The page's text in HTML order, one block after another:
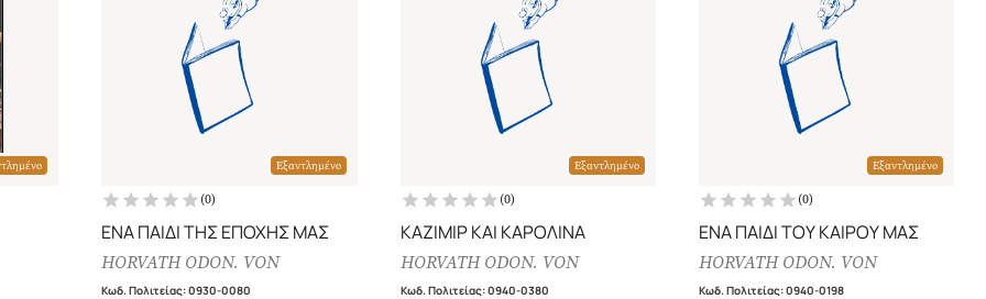
Εξαντλημένο
(0)
ΕΝΑ ΠΑΙΔΙ ΤΗΣ ΕΠΟΧΗΣ ΜΑΣ
HORVATH ODON. VON
Κωδ. Πολιτείας:0930-0080
Εξαντλημένο
(0)
ΚΑΖΙΜΙΡ ΚΑΙ ΚΑΡΟΛΙΝΑ
HORVATH ODON. VON
Κωδ. Πολιτείας:0940-0380
Εξαντλημένο
(0)
ΕΝΑ ΠΑΙΔΙ ΤΟΥ ΚΑΙΡΟΥ ΜΑΣ
HORVATH ODON. VON
Κωδ. Πολιτείας:0940-0198